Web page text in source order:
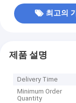
최고의
제품 설명
Delivery Time
Minimum Order
Quantity